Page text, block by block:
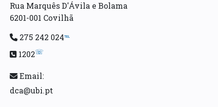
Rua Marquês D'Ávila e Bolama
6201-001 Covilhã
275 242 024℡
1202☏
Email:
dca@ubi.pt